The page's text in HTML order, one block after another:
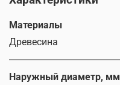
Материалы
Древесина
Наружный диаметр, мм